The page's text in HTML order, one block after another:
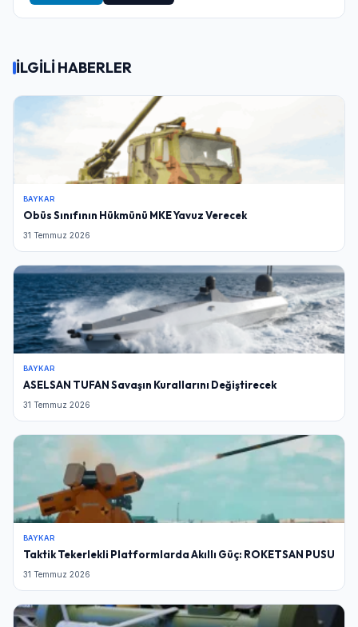
İLGİLİ HABERLER
BAYKAR
Obüs Sınıfının Hükmünü MKE Yavuz Verecek
31 Temmuz 2026
BAYKAR
ASELSAN TUFAN Savaşın Kurallarını Değiştirecek
31 Temmuz 2026
BAYKAR
Taktik Tekerlekli Platformlarda Akıllı Güç: ROKETSAN PUSU
31 Temmuz 2026